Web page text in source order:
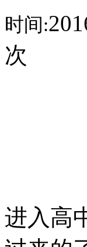
时间:
次
进入高